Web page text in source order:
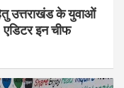
उत्तराखंड के युवाओं
इन चीफ